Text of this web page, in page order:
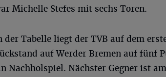
Michelle Stefes mit sechs Toren.
der Tabelle liegt der TVB auf dem
auf Werder Bremen auf fünf
Nachholspiel. Nächster Gegner ist